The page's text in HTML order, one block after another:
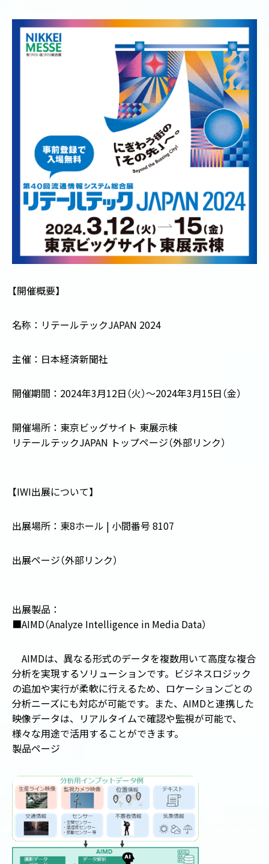
【開催概要】
名称：リテールテックJAPAN 2024
主催：日本経済新聞社
開催期間：2024年3月12日（火）～2024年3月15日（金）
開催場所：東京ビッグサイト 東展示棟
リテールテックJAPAN トップページ（外部リンク）
【IWI出展について】
出展場所：東8ホール | 小間番号 8107
出展ページ（外部リンク）
出展製品：
■AIMD（Analyze Intelligence in Media Data）
AIMDは、異なる形式のデータを複数用いて高度な複合
分析を実現するソリューションです。ビジネスロジック
の追加や実行が柔軟に行えるため、ロケーションごとの
分析ニーズにも対応が可能です。また、AIMDと連携した
映像データは、リアルタイムで確認や監視が可能で、
様々な用途で活用することができます。
製品ページ